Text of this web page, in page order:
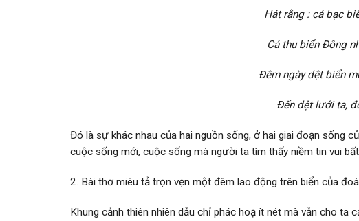
Hát rằng : cá bạc
Cá thu biển Đông
Đêm ngày dệt biển
Đến dệt lưới ta,
Đó là sự khác nhau của hai nguồn sống, ở hai giai đoạn sống
cuộc sống mới, cuộc sống mà ngư­ời ta tìm thấy niềm tin vui
2. Bài thơ miêu tả trọn vẹn một đêm lao động trên biển của
Khung cảnh thiên nhiên dẫu chỉ phác hoạ ít nét mà vẫn cho ta